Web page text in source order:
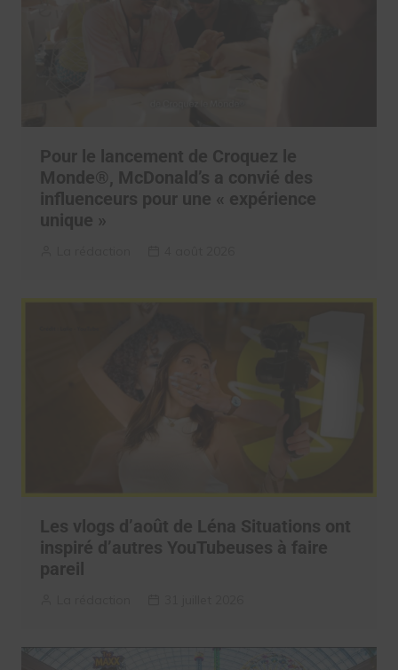
Pour le lancement de Croquez le
Monde®, McDonald’s a convié des
influenceurs pour une « expérience
unique »
Les vlogs d’août de Léna Situations ont
inspiré d’autres YouTubeuses à faire
pareil